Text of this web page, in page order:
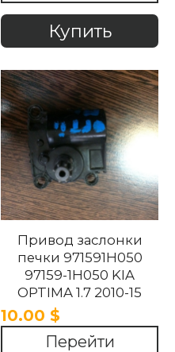
Купить
Привод заслонки
печки 971591H050
97159-1H050 KIA
OPTIMA 1.7 2010-15
10.00 $
Перейти